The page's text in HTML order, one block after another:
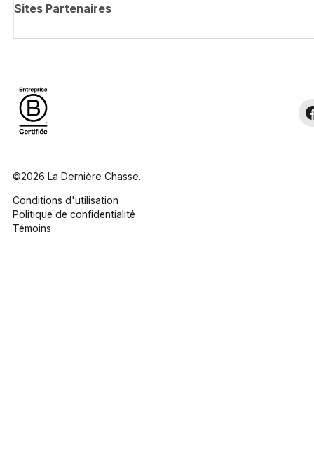
Sites Partenaires
©2026 La Dernière Chasse.
Conditions d'utilisation
Politique de confidentialité
Témoins